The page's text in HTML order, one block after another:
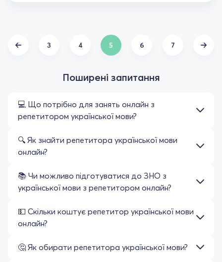
3 4 5 6 7
Поширені запитання
💻 Що потрібно для занять онлайн з
репетитором української мови?
🔍 Як знайти репетитора української мови
онлайн?
📚 Чи можливо підготуватися до ЗНО з
української мови з репетитором онлайн?
💵 Скільки коштує репетитор української мови
онлайн?
🤔 Як обирати репетитора української мови?